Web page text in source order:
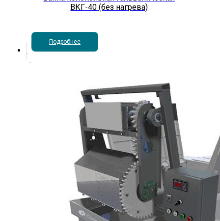
ВКГ-40 (без нагрева)
Подробнее